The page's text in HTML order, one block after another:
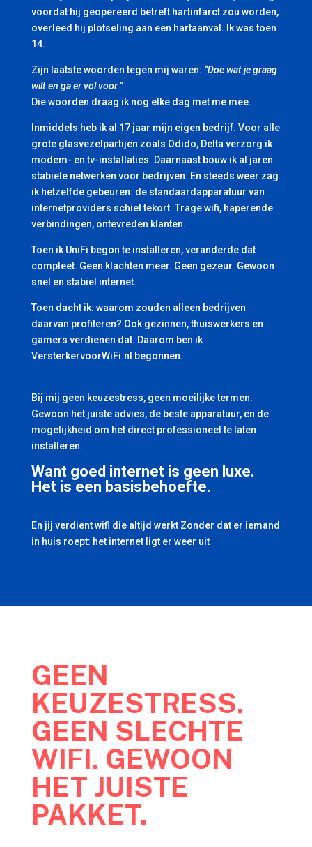
voordat hij geopereerd betreft hartinfarct zou worden,
overleed hij plotseling aan een hartaanval. Ik was toen
14.
Zijn laatste woorden tegen mij waren: “Doe wat je graag
wilt en ga er vol voor.”
Die woorden draag ik nog elke dag met me mee.
Inmiddels heb ik al 17 jaar mijn eigen bedrijf. Voor alle
grote glasvezelpartijen zoals Odido, Delta verzorg ik
modem- en tv-installaties. Daarnaast bouw ik al jaren
stabiele netwerken voor bedrijven. En steeds weer zag
ik hetzelfde gebeuren: de standaardapparatuur van
internetproviders schiet tekort. Trage wifi, haperende
verbindingen, ontevreden klanten.
Toen ik UniFi begon te installeren, veranderde dat
compleet. Geen klachten meer. Geen gezeur. Gewoon
snel en stabiel internet.
Toen dacht ik: waarom zouden alleen bedrijven
daarvan profiteren? Ook gezinnen, thuiswerkers en
gamers verdienen dat. Daarom ben ik
VersterkervoorWiFi.nl begonnen.
Bij mij geen keuzestress, geen moeilijke termen.
Gewoon het juiste advies, de beste apparatuur, en de
mogelijkheid om het direct professioneel te laten
installeren.
Want goed internet is geen luxe.
Het is een basisbehoefte.
En jij verdient wifi die altijd werkt Zonder dat er iemand
in huis roept: het internet ligt er weer uit
GEEN
KEUZESTRESS.
GEEN SLECHTE
WIFI. GEWOON
HET JUISTE
PAKKET.